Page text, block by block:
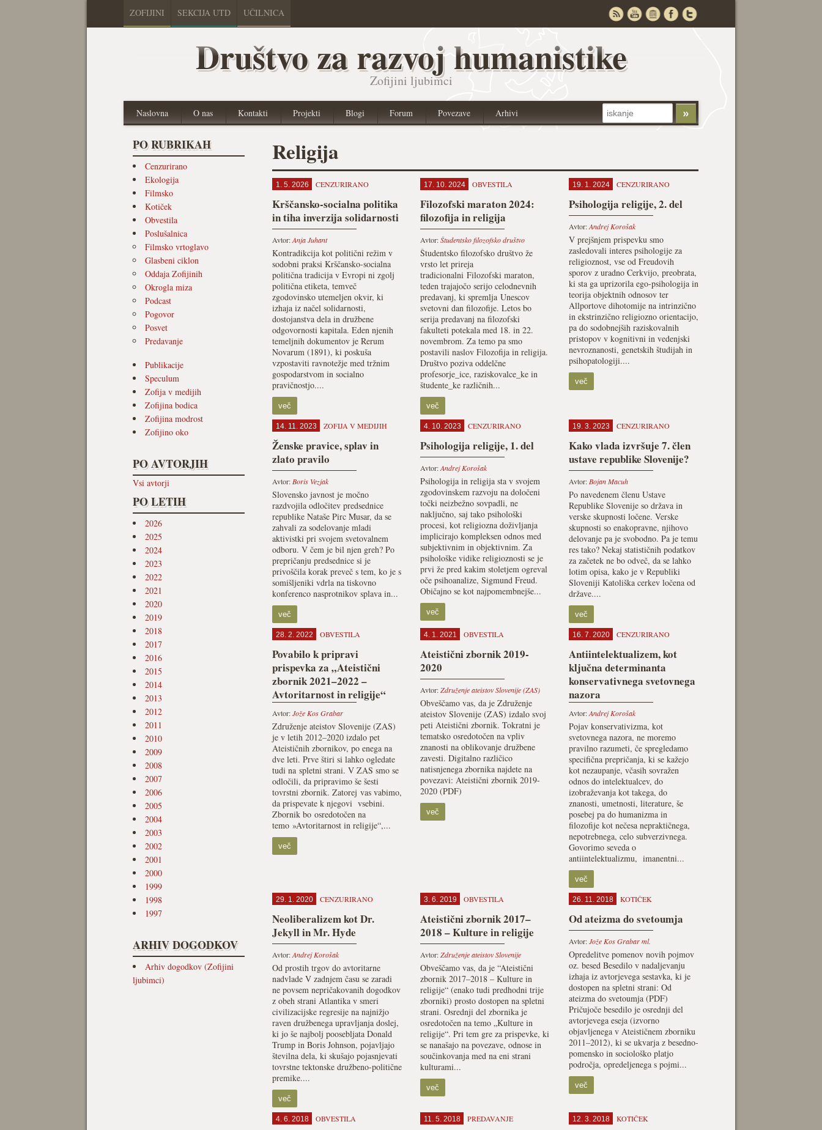
ZOFIJINI SEKCIJA UTD UČILNICA
Društvo za razvoj humanistike
Zofijini ljubimci
Naslovna O nas Kontakti Projekti Blogi Forum Povezave Arhivi
PO RUBRIKAH
Cenzurirano
Ekologija
Filmsko
Kotiček
Obvestila
Poslušalnica
Filmsko vrtoglavo
Glasbeni ciklon
Oddaja Zofijinih
Okrogla miza
Podcast
Pogovor
Posvet
Predavanje
Publikacije
Speculum
Zofija v medijih
Zofijina bodica
Zofijina modrost
Zofijino oko
PO AVTORJIH
Vsi avtorji
PO LETIH
2026
2025
2024
2023
2022
2021
2020
2019
2018
2017
2016
2015
2014
2013
2012
2011
2010
2009
2008
2007
2006
2005
2004
2003
2002
2001
2000
1999
1998
1997
ARHIV DOGODKOV
Arhiv dogodkov (Zofijini
ljubimci)
Religija
1. 5. 2026 CENZURIRANO
Krščansko-socialna politika
in tiha inverzija solidarnosti
Avtor:Anja Juhant
Kontradikcija kot politični režim v
sodobni praksi Krščansko-socialna
politična tradicija v Evropi ni zgolj
politična etiketa, temveč
zgodovinsko utemeljen okvir, ki
izhaja iz načel solidarnosti,
dostojanstva dela in družbene
odgovornosti kapitala. Eden njenih
temeljnih dokumentov je Rerum
Novarum (1891), ki poskuša
vzpostaviti ravnotežje med tržnim
gospodarstvom in socialno
pravičnostjo....
več
17. 10. 2024 OBVESTILA
Filozofski maraton 2024:
filozofija in religija
Avtor:Študentsko filozofsko društvo
Študentsko filozofsko društvo že
vrsto let prireja
tradicionalni Filozofski maraton,
teden trajajočo serijo celodnevnih
predavanj, ki spremlja Unescov
svetovni dan filozofije. Letos bo
serija predavanj na filozofski
fakulteti potekala med 18. in 22.
novembrom. Za temo pa smo
postavili naslov Filozofija in religija.
Društvo poziva oddelčne
profesorje_ice, raziskovalce_ke in
študente_ke različnih...
več
19. 1. 2024 CENZURIRANO
Psihologija religije, 2. del
Avtor:Andrej Korošak
V prejšnjem prispevku smo
zasledovali interes psihologije za
religioznost, vse od Freudovih
sporov z uradno Cerkvijo, preobrata,
ki sta ga uprizorila ego-psihologija in
teorija objektnih odnosov ter
Allportove dihotomije na intrinzično
in ekstrinzično religiozno orientacijo,
pa do sodobnejših raziskovalnih
pristopov v kognitivni in vedenjski
nevroznanosti, genetskih študijah in
psihopatologiji....
več
14. 11. 2023 ZOFIJA V MEDIJIH
Ženske pravice, splav in
zlato pravilo
Avtor: Boris Vezjak
Slovensko javnost je močno
razdvojila odločitev predsednice
republike Nataše Pirc Musar, da se
zahvali za sodelovanje mladi
aktivistki pri svojem svetovalnem
odboru. V čem je bil njen greh? Po
prepričanju predsednice si je
privoščila korak preveč s tem, ko je s
somišljeniki vdrla na tiskovno
konferenco nasprotnikov splava in...
več
4. 10. 2023 CENZURIRANO
Psihologija religije, 1. del
Avtor:Andrej Korošak
Psihologija in religija sta v svojem
zgodovinskem razvoju na določeni
točki neizbežno sovpadli, ne
naključno, saj tako psihološki
procesi, kot religiozna doživljanja
implicirajo kompleksen odnos med
subjektivnim in objektivnim. Za
psihološke vidike religioznosti se je
prvi že pred kakim stoletjem ogreval
oče psihoanalize, Sigmund Freud.
Običajno se kot najpomembnejše...
več
19. 3. 2023 CENZURIRANO
Kako vlada izvršuje 7. člen
ustave republike Slovenije?
Avtor: Bojan Macuh
Po navedenem členu Ustave
Republike Slovenije so država in
verske skupnosti ločene. Verske
skupnosti so enakopravne, njihovo
delovanje pa je svobodno. Pa je temu
res tako? Nekaj statističnih podatkov
za začetek ne bo odveč, da se lahko
lotim opisa, kako je v Republiki
Sloveniji Katoliška cerkev ločena od
države....
več
28. 2. 2022 OBVESTILA
Povabilo k pripravi
prispevka za „Ateistični
zbornik 2021–2022 –
Avtoritarnost in religije“
Avtor:Jože Kos Grabar
Združenje ateistov Slovenije (ZAS)
je v letih 2012–2020 izdalo pet
Ateističnih zbornikov, po enega na
dve leti. Prve štiri si lahko ogledate
tudi na spletni strani. V ZAS smo se
odločili, da pripravimo še šesti
tovrstni zbornik. Zatorej vas vabimo,
da prispevate k njegovi vsebini.
Zbornik bo osredotočen na
temo »Avtoritarnost in religije“,...
več
4. 1. 2021 OBVESTILA
Ateistični zbornik 2019-
2020
Avtor:Združenje ateistov Slovenije (ZAS)
Obveščamo vas, da je Združenje
ateistov Slovenije (ZAS) izdalo svoj
peti Ateistični zbornik. Tokratni je
tematsko osredotočen na vpliv
znanosti na oblikovanje družbene
zavesti. Digitalno različico
natisnjenega zbornika najdete na
povezavi: Ateistični zbornik 2019-
2020 (PDF)
več
16. 7. 2020 CENZURIRANO
Antiintelektualizem, kot
ključna determinanta
konservativnega svetovnega
nazora
Avtor:Andrej Korošak
Pojav konservativizma, kot
svetovnega nazora, ne moremo
pravilno razumeti, če spregledamo
specifična prepričanja, ki se kažejo
kot nezaupanje, včasih sovražen
odnos do intelektualcev, do
izobraževanja kot takega, do
znanosti, umetnosti, literature, še
posebej pa do humanizma in
filozofije kot nečesa nepraktičnega,
nepotrebnega, celo subverzivnega.
Govorimo seveda o
antiintelektualizmu, imanentni...
več
29. 1. 2020 CENZURIRANO
Neoliberalizem kot Dr.
Jekyll in Mr. Hyde
Avtor:Andrej Korošak
Od prostih trgov do avtoritarne
nadvlade V zadnjem času se zaradi
ne povsem nepričakovanih dogodkov
z obeh strani Atlantika v smeri
civilizacijske regresije na najnižjo
raven družbenega upravljanja doslej,
ki jo še najbolj poosebljata Donald
Trump in Boris Johnson, pojavljajo
številna dela, ki skušajo pojasnjevati
tovrstne tektonske družbeno-politične
premike....
več
3. 6. 2019 OBVESTILA
Ateistični zbornik 2017–
2018 – Kulture in religije
Avtor:Združenje ateistov Slovenije
Obveščamo vas, da je “Ateistični
zbornik 2017–2018 – Kulture in
religije“ (enako tudi predhodni trije
zborniki) prosto dostopen na spletni
strani. Osrednji del zbornika je
osredotočen na temo „Kulture in
religije“. Pri tem gre za prispevke, ki
se nanašajo na povezave, odnose in
součinkovanja med na eni strani
kulturami...
več
26. 11. 2018 KOTIČEK
Od ateizma do svetoumja
Avtor:Jože Kos Grabar ml.
Opredelitve pomenov novih pojmov
oz. besed Besedilo v nadaljevanju
izhaja iz avtorjevega sestavka, ki je
dostopen na spletni strani: Od
ateizma do svetoumja (PDF)
Pričujoče besedilo je osrednji del
avtorjevega eseja (izvorno
objavljenega v Ateističnem zborniku
2011–2012), ki se ukvarja z besedno-
pomensko in sociološko platjo
področja, opredeljenega s pojmi...
več
4. 6. 2018 OBVESTILA 11. 5. 2018 PREDAVANJE 12. 3. 2018 KOTIČEK